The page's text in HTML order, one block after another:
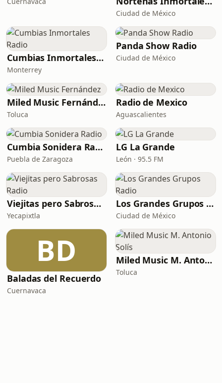
Ciudad de México
Cumbias Inmortales Radio
Monterrey
Panda Show Radio
Ciudad de México
Miled Music Fernández
Toluca
Radio de Mexico
Aguascalientes
Cumbia Sonidera Radio
Puebla de Zaragoza
LG La Grande
León · 95.5 FM
Viejitas pero Sabrosas Radio
Yecapixtla
Los Grandes Grupos Radio
Ciudad de México
BD
Baladas del Recuerdo
Cuernavaca
Miled Music M. Antonio Solís
Toluca